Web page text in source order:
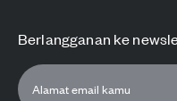
Berlangganan ke